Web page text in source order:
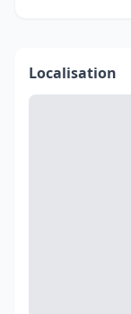
Localisation